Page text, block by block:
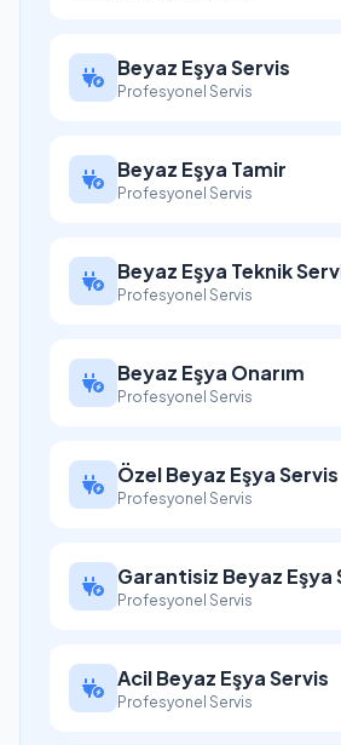
Beyaz Eşya Servis
Profesyonel Servis
Beyaz Eşya Tamir
Profesyonel Servis
Beyaz Eşya Teknik
Profesyonel Servis
Beyaz Eşya Onarım
Profesyonel Servis
Özel Beyaz Eşya Servis
Profesyonel Servis
Garantisiz Beyaz Eşya
Profesyonel Servis
Acil Beyaz Eşya Servis
Profesyonel Servis